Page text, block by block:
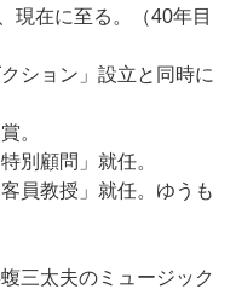
現在に至る。（40年目
ション」設立と同時に
。
別顧問」就任。
員教授」就任。ゆうも
三太夫のミュージック